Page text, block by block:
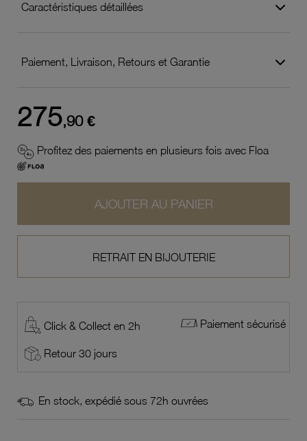
Caractéristiques détaillées
Paiement, Livraison, Retours et Garantie
275,90 €
Profitez des paiements en plusieurs fois avec Floa
AJOUTER AU PANIER
RETRAIT EN BIJOUTERIE
Click & Collect en 2h Paiement sécurisé
Retour 30 jours
En stock, expédié sous 72h ouvrées